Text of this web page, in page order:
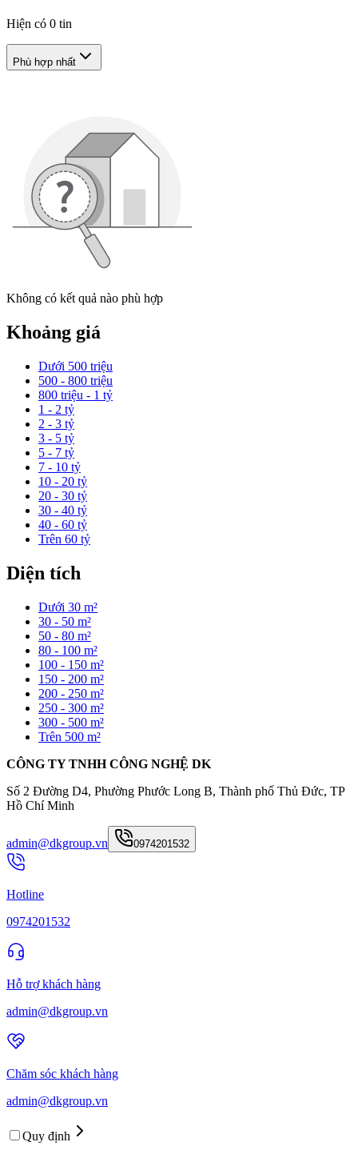
Hiện có 0 tin
Phù hợp nhất
Không có kết quả nào phù hợp
Khoảng giá
Dưới 500 triệu
500 - 800 triệu
800 triệu - 1 tỷ
1 - 2 tỷ
2 - 3 tỷ
3 - 5 tỷ
5 - 7 tỷ
7 - 10 tỷ
10 - 20 tỷ
20 - 30 tỷ
30 - 40 tỷ
40 - 60 tỷ
Trên 60 tỷ
Diện tích
Dưới 30 m²
30 - 50 m²
50 - 80 m²
80 - 100 m²
100 - 150 m²
150 - 200 m²
200 - 250 m²
250 - 300 m²
300 - 500 m²
Trên 500 m²
CÔNG TY TNHH CÔNG NGHỆ DK
Số 2 Đường D4, Phường Phước Long B, Thành phố Thủ Đức, TP
Hồ Chí Minh
admin@dkgroup.vn 0974201532
Hotline
0974201532
Hỗ trợ khách hàng
admin@dkgroup.vn
Chăm sóc khách hàng
admin@dkgroup.vn
Quy định